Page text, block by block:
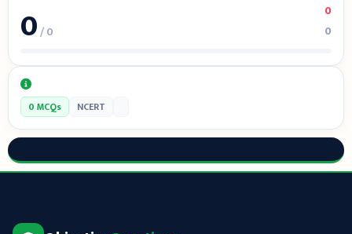
0/ 0
0
0
0 MCQs NCERT